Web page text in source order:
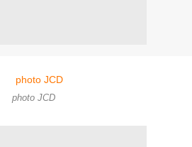
photo JCD